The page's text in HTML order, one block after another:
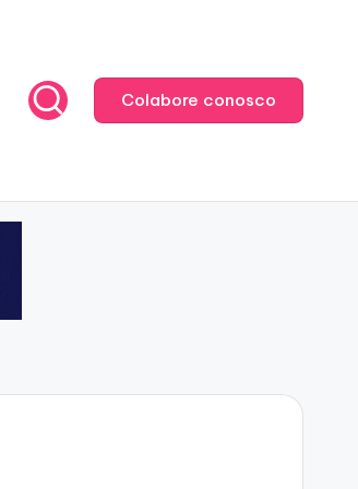
Colabore conosco